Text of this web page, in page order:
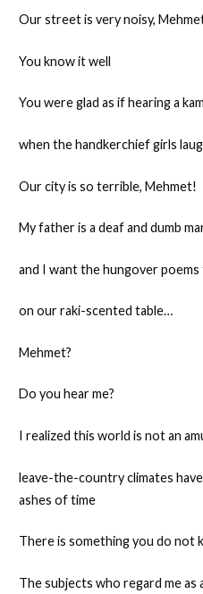
Our street is very noisy,
You know it well
You were glad as if hearing a
when the handkerchief girls
Our city is so terrible, Mehmet!
My father is a deaf and dumb
and I want the hungover
on our raki-scented table…
Mehmet?
Do you hear me?
I realized this world is not an
leave-the-country climates
ashes of time
There is something you do not
The subjects who regard me